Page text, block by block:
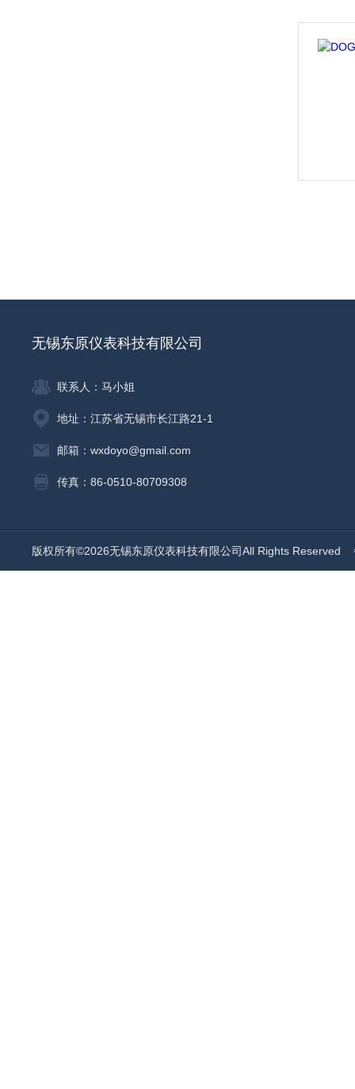
无锡东原仪表科技有限公司
联系人：马小姐
地址：江苏省无锡市长江路21-1
邮箱：wxdoyo@gmail.com
传真：86-0510-80709308
版权所有©2026无锡东原仪表科技有限公司All Rights Reserved